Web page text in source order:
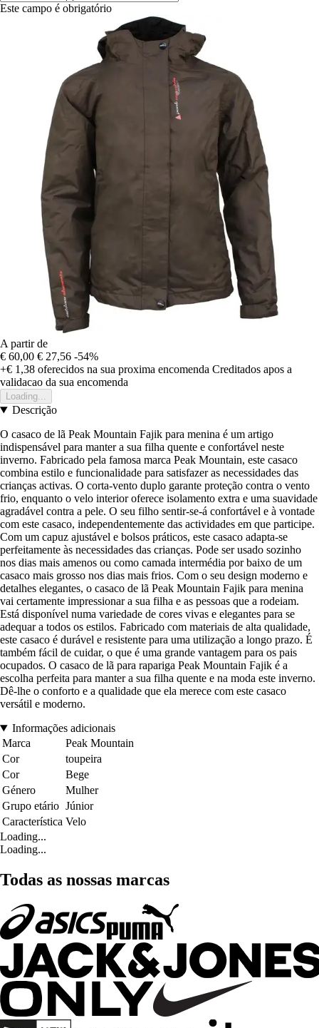
Este campo é obrigatório
A partir de
€ 60,00 € 27,56 -54%
+€ 1,38 oferecidos na sua proxima encomenda Creditados apos a
validacao da sua encomenda
Loading...
Descrição
O casaco de lã Peak Mountain Fajik para menina é um artigo
indispensável para manter a sua filha quente e confortável neste
inverno. Fabricado pela famosa marca Peak Mountain, este casaco
combina estilo e funcionalidade para satisfazer as necessidades das
crianças activas. O corta-vento duplo garante proteção contra o vento
frio, enquanto o velo interior oferece isolamento extra e uma suavidade
agradável contra a pele. O seu filho sentir-se-á confortável e à vontade
com este casaco, independentemente das actividades em que participe.
Com um capuz ajustável e bolsos práticos, este casaco adapta-se
perfeitamente às necessidades das crianças. Pode ser usado sozinho
nos dias mais amenos ou como camada intermédia por baixo de um
casaco mais grosso nos dias mais frios. Com o seu design moderno e
detalhes elegantes, o casaco de lã Peak Mountain Fajik para menina
vai certamente impressionar a sua filha e as pessoas que a rodeiam.
Está disponível numa variedade de cores vivas e elegantes para se
adequar a todos os estilos. Fabricado com materiais de alta qualidade,
este casaco é durável e resistente para uma utilização a longo prazo. É
também fácil de cuidar, o que é uma grande vantagem para os pais
ocupados. O casaco de lã para rapariga Peak Mountain Fajik é a
escolha perfeita para manter a sua filha quente e na moda este inverno.
Dê-lhe o conforto e a qualidade que ela merece com este casaco
versátil e moderno.
Informações adicionais
Marca
Peak Mountain
Cor
toupeira
Cor
Bege
Género
Mulher
Grupo etário Júnior
Característica Velo
Loading...
Loading...
Todas as nossas marcas